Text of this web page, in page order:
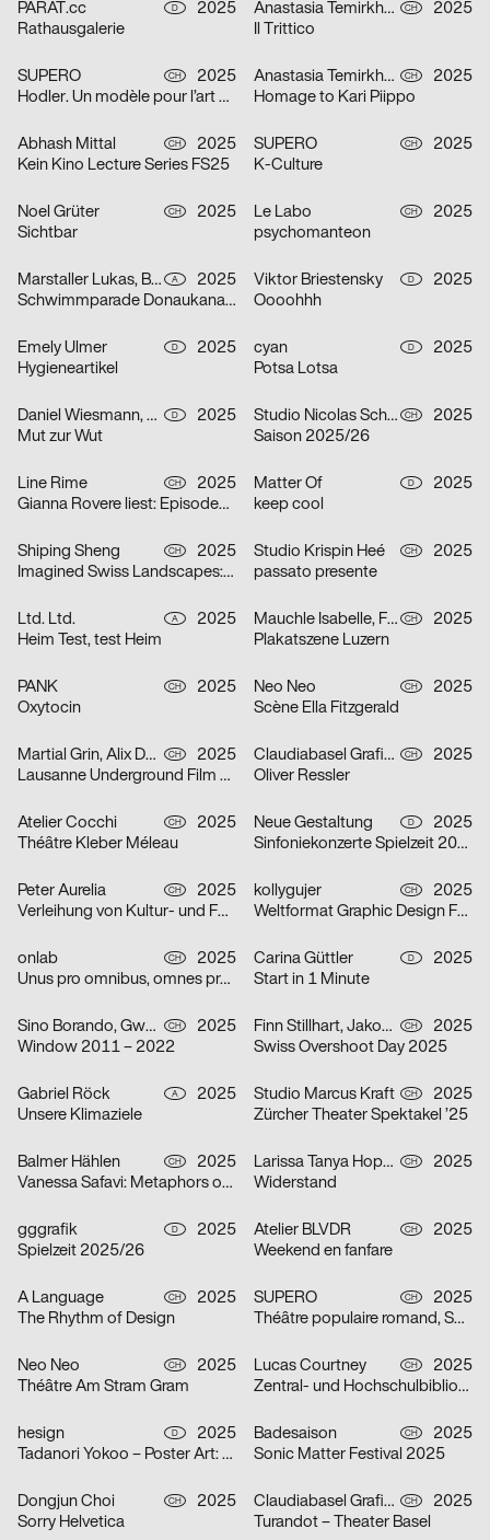
PARAT.cc D
2025
Rathausgalerie
Anastasia Temirkhan CH
2025
Il Trittico
SUPERO CH
2025
Hodler. Un modèle pour l’art suisse
Anastasia Temirkhan CH
2025
Homage to Kari Piippo
Abhash Mittal CH
2025
Kein Kino Lecture Series FS25
SUPERO CH
2025
K-Culture
Noel Grüter CH
2025
Sichtbar
Le Labo CH
2025
psychomanteon
Marstaller Lukas, Béla Meiers A
2025
Schwimmparade Donaukanal 2025
Viktor Briestensky D
2025
Oooohhh
Emely Ulmer D
2025
Hygieneartikel
cyan D
2025
Potsa Lotsa
Daniel Wiesmann, Radziejewski Robert D
2025
Mut zur Wut
Studio Nicolas Schaltegger/DNA.work CH
2025
Saison 2025/26
Line Rime CH
2025
Gianna Rovere liest: Episoden von Alltagselefanten
Matter Of D
2025
keep cool
Shiping Sheng CH
2025
Imagined Swiss Landscapes: Perspectives and Edges in Image Collage
Studio Krispin Heé CH
2025
passato presente
Ltd. Ltd. A
2025
Heim Test, test Heim
Mauchle Isabelle, Felix Pfäffli, Brechbühl Erich CH
2025
Plakatszene Luzern
PANK CH
2025
Oxytocin
Neo Neo CH
2025
Scène Ella Fitzgerald
Martial Grin, Alix Debraine CH
2025
Lausanne Underground Film & Music Festival 2025
Claudiabasel Grafik + Interaktion CH
2025
Oliver Ressler
Atelier Cocchi CH
2025
Théâtre Kleber Méleau
Neue Gestaltung D
2025
Sinfoniekonzerte Spielzeit 2025/26
Peter Aurelia CH
2025
Verleihung von Kultur- und Förderpreis und Goldener Ehrenmedaille 2025 des Kantons Zürich
kollygujer CH
2025
Weltformat Graphic Design Festival 2025
onlab CH
2025
Unus pro omnibus, omnes pro uno
Carina Güttler D
2025
Start in 1 Minute
Sino Borando, Gwendoline Niederer, Serafina Räber CH
2025
Window 2011 – 2022
Finn Stillhart, Jakob Galler, Lorena Gamper CH
2025
Swiss Overshoot Day 2025
Gabriel Röck A
2025
Unsere Klimaziele
Studio Marcus Kraft CH
2025
Zürcher Theater Spektakel ’25
Balmer Hählen CH
2025
Vanessa Safavi: Metaphors of Gravity
Larissa Tanya Hoppeler CH
2025
Widerstand
gggrafik D
2025
Spielzeit 2025/26
Atelier BLVDR CH
2025
Weekend en fanfare
A Language CH
2025
The Rhythm of Design
SUPERO CH
2025
Théâtre populaire romand, Saison 2025/26
Neo Neo CH
2025
Théâtre Am Stram Gram
Lucas Courtney CH
2025
Zentral- und Hochschulbibliothek Luzern
hesign D
2025
Tadanori Yokoo – Poster Art: Original Posters from 1965 – 2025
Badesaison CH
2025
Sonic Matter Festival 2025
Dongjun Choi CH
2025
Sorry Helvetica
Claudiabasel Grafik + Interaktion CH
2025
Turandot – Theater Basel